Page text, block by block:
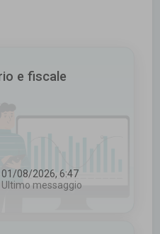
e fiscale
01/08/2026, 6:47
Ultimo messaggio